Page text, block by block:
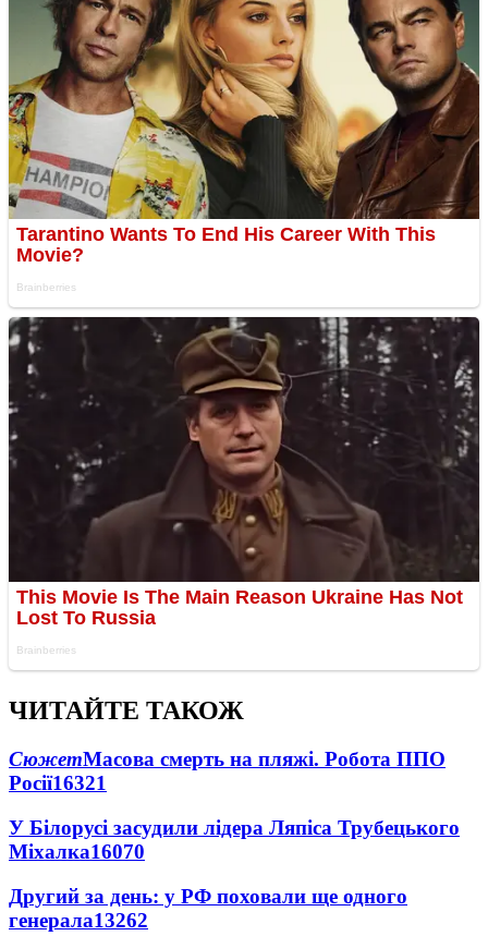
ЧИТАЙТЕ ТАКОЖ
СюжетМасова смерть на пляжі. Робота ППО
Росії16321
У Білорусі засудили лідера Ляпіса Трубецького
Міхалка16070
Другий за день: у РФ поховали ще одного
генерала13262